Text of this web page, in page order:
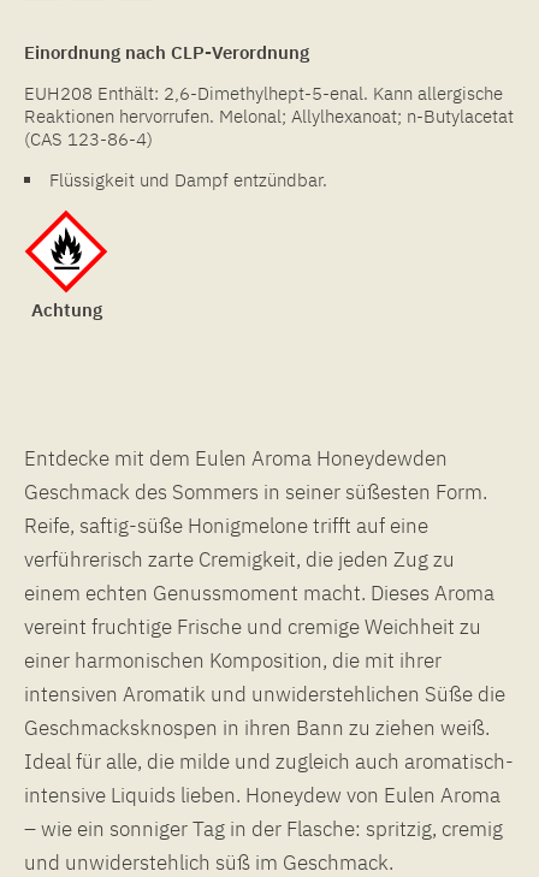
Einordnung nach CLP-Verordnung
EUH208 Enthält: 2,6-Dimethylhept-5-enal. Kann allergische
Reaktionen hervorrufen. Melonal; Allylhexanoat; n-Butylacetat
(CAS 123-86-4)
Flüssigkeit und Dampf entzündbar.
Achtung
Entdecke mit dem Eulen Aroma Honeydewden
Geschmack des Sommers in seiner süßesten Form.
Reife, saftig-süße Honigmelone trifft auf eine
verführerisch zarte Cremigkeit, die jeden Zug zu
einem echten Genussmoment macht. Dieses Aroma
vereint fruchtige Frische und cremige Weichheit zu
einer harmonischen Komposition, die mit ihrer
intensiven Aromatik und unwiderstehlichen Süße die
Geschmacksknospen in ihren Bann zu ziehen weiß.
Ideal für alle, die milde und zugleich auch aromatisch-
intensive Liquids lieben. Honeydew von Eulen Aroma
– wie ein sonniger Tag in der Flasche: spritzig, cremig
und unwiderstehlich süß im Geschmack.